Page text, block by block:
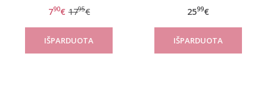
kelnaitės Zero Lace
Hipster
790€ 1795€ 2599€